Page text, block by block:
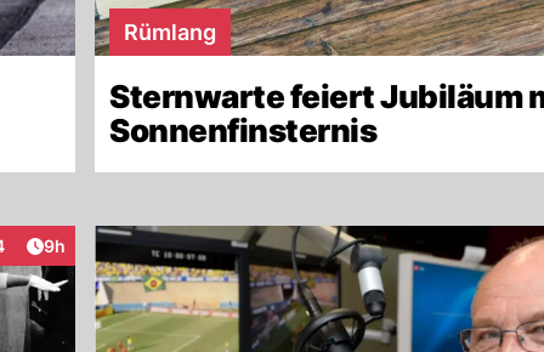
Rümlang
Sternwarte feiert Jubiläum
Sonnenfinsternis
Artikel veröffentlicht:
9h